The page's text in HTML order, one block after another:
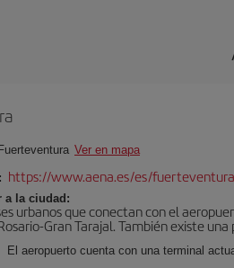
Fuerteventura Ver en mapa
https://www.aena.es/es/
a la ciudad:
urbanos que conectan con el
Gran Tarajal. También existe
El aeropuerto cuenta con una terminal